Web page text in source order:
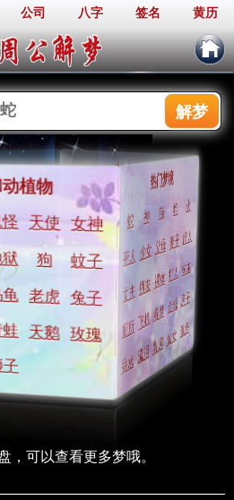
公司 八字 签名 黄历
解梦
热门梦境
蛇 猫 狗 火
死人少女父母 妻子 情人
丈夫朋友裸体 打人 树木
厕所飞机春梦金钱房子
香水流泪乳房仙女鬼怪
人物
父母
情人
小孩
医生
和尚
女人
丈夫
同学
领导
同事
小偷
少女
导师
名人
英雄
人群
邻居
男孩
告白
人
发誓
弃
婚礼
校
强盗
比赛
音乐
动植物
怪 天使 女神
狱 狗 蚊子
乌龟 老虎 兔子
青蛙 天鹅 玫瑰
狮子
，可以查看更多梦哦。